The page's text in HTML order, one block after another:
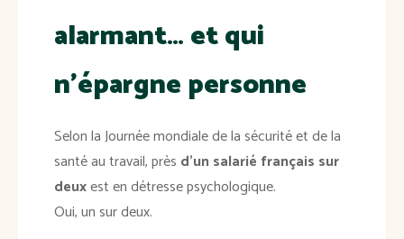
alarmant… et qui
n’épargne personne
Selon la Journée mondiale de la sécurité et de la
santé au travail, près d’un salarié français sur
deuxest en détresse psychologique.
Oui, un sur deux.